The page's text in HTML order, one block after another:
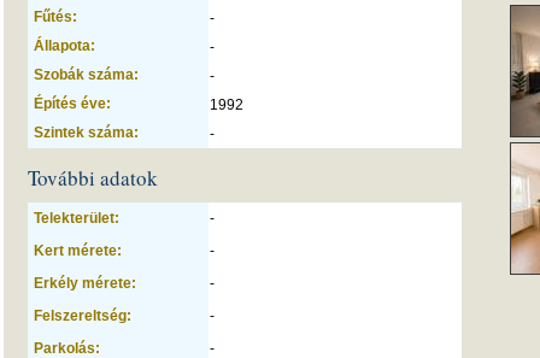
Fűtés:
-
Állapota:
-
Szobák száma:
-
Építés éve:
1992
Szintek száma:
-
További adatok
Telekterület:
-
Kert mérete:
-
Erkély mérete:
-
Felszereltség:
-
Parkolás:
-